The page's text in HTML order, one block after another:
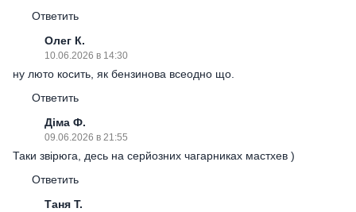
Ответить
Олег К.
10.06.2026 в 14:30
ну люто косить, як бензинова всеодно що.
Ответить
Діма Ф.
09.06.2026 в 21:55
Таки звірюга, десь на серйозних чагарниках мастхев )
Ответить
Таня Т.